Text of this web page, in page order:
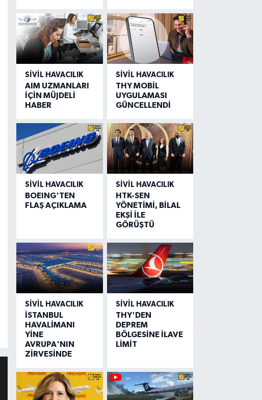
SIVIL HAVACILIK
AIM UZMANLARI
İÇİN MÜJDELİ
HABER
SIVIL HAVACILIK
THY MOBİL
UYGULAMASI
GÜNCELLENDİ
SIVIL HAVACILIK
BOEING'TEN
FLAŞ AÇIKLAMA
SIVIL HAVACILIK
HTK-SEN
YÖNETİMİ, BİLAL
EKŞİ İLE
GÖRÜŞTÜ
SIVIL HAVACILIK
İSTANBUL
HAVALİMANI
YİNE
AVRUPA'NIN
ZİRVESİNDE
SIVIL HAVACILIK
THY'DEN
DEPREM
BÖLGESİNE İLAVE
LİMİT